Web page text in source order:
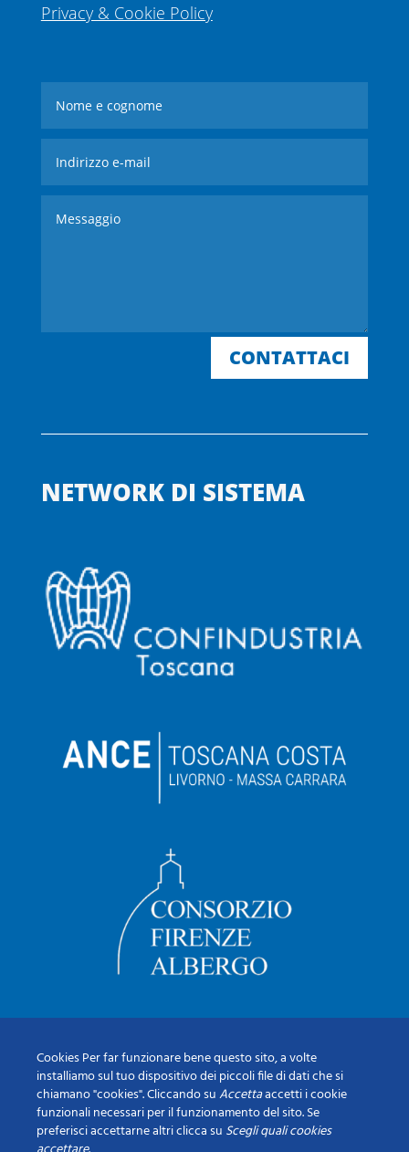
Privacy & Cookie Policy
CONTATTACI
NETWORK DI SISTEMA
Cookies Per far funzionare bene questo sito, a volte
installiamo sul tuo dispositivo dei piccoli file di dati che si
chiamano "cookies". Cliccando suAccettaaccetti i cookie
funzionali necessari per il funzionamento del sito. Se
preferisci accettarne altri clicca su Scegli quali cookies